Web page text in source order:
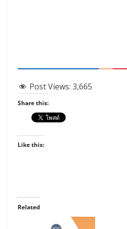
Post Views: 3,665
Share this:
Like this:
Related